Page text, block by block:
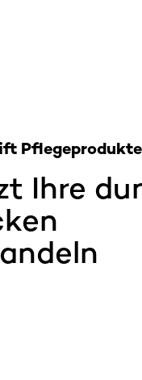
Ihre
Pflegeprodukte